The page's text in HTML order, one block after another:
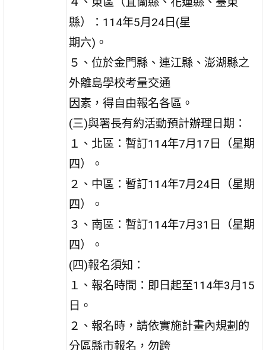
縣）：114年5月24日(星
期六)。
５、位於金門縣、連江縣、澎湖縣之
外離島學校考量交通
因素，得自由報名各區。
(三)與署長有約活動預計辦理日期：
１、北區：暫訂114年7月17日（星期
四）。
２、中區：暫訂114年7月24日（星期
四）。
３、南區：暫訂114年7月31日（星期
四）。
(四)報名須知：
１、報名時間：即日起至114年3月15
日。
２、報名時，請依實施計畫內規劃的
分區縣市報名，勿跨